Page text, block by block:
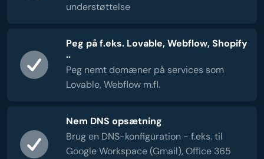
understøttelse
Peg på f.eks. Lovable, Webflow, Shopify
..
Peg nemt domæner på services som
Lovable, Webflow m.fl.
Nem DNS opsætning
Brug en DNS-konfiguration - f.eks. til
Google Workspace (Gmail), Office 365